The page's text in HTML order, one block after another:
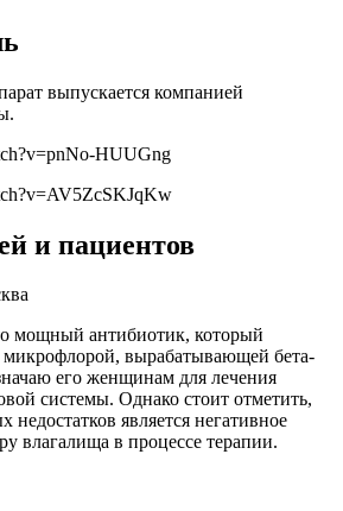
выпускается компанией
HUUGng
и пациентов
мощный антибиотик, который
микрофлорой, вырабатывающей бета-
его женщинам для лечения
системы. Однако стоит отметить,
является негативное
влагалища в процессе терапии.